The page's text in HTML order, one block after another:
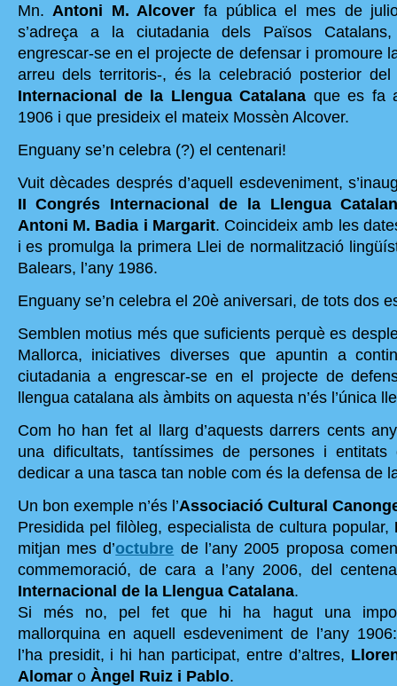
Mn. Antoni M. Alcover fa pública el mes de
s’adreça a la ciutadania dels Països
engrescar-se en el projecte de defensar i promoure
arreu dels territoris-, és la celebració posterior
Internacional de la Llengua Catalana que es fa
1906 i que presideix el mateix Mossèn Alcover.
Enguany se’n celebra (?) el centenari!
Vuit dècades després d’aquell esdeveniment,
II Congrés Internacional de la Llengua
Antoni M. Badia i Margarit. Coincideix amb les
i es promulga la primera Llei de normalització
Balears, l’any 1986.
Enguany se’n celebra el 20è aniversari, de tots dos
Semblen motius més que suficients perquè es
Mallorca, iniciatives diverses que apuntin a
ciutadania a engrescar-se en el projecte de
llengua catalana als àmbits on aquesta n’és l’única
Com ho han fet al llarg d’aquests darrers cents
una dificultats, tantíssimes de persones i entitats
dedicar a una tasca tan noble com és la defensa de
Un bon exemple n’és l’Associació Cultural
Presidida pel filòleg, especialista de cultura popular,
mitjan mes d’octubre de l’any 2005 proposa
commemoració, de cara a l’any 2006, del
Internacional de la Llengua Catalana.
Si més no, pel fet que hi ha hagut una
mallorquina en aquell esdeveniment de l’any
l’ha presidit, i hi han participat, entre d’altres,
Alomaro Àngel Ruiz i Pablo.